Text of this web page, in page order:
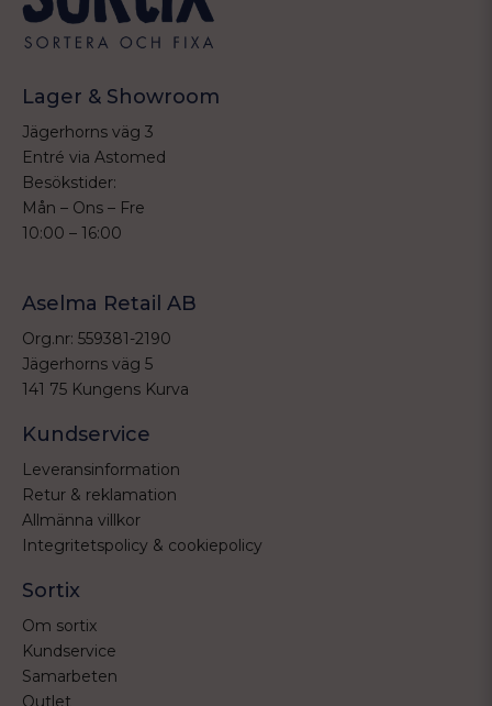
Lager & Showroom
Jägerhorns väg 3
Entré via Astomed
Besökstider:
Mån – Ons – Fre
10:00 – 16:00
Aselma Retail AB
Org.nr: 559381-2190
Jägerhorns väg 5
141 75 Kungens Kurva
Kundservice
Leveransinformation
Retur & reklamation
Allmänna villkor
Integritetspolicy & cookiepolicy
Sortix
Om sortix
Kundservice
Samarbeten
Outlet